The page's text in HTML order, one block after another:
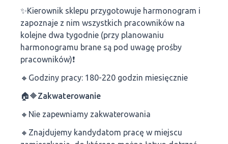
✨️Kierownik sklepu przygotowuje harmonogram i
zapoznaje z nim wszystkich pracowników na
kolejne dwa tygodnie (przy planowaniu
harmonogramu brane są pod uwagę prośby
pracowników)❗
🔸Godziny pracy: 180-220 godzin miesięcznie
🏠🔶Zakwaterowanie
🔸Nie zapewniamy zakwaterowania
🔸Znajdujemy kandydatom pracę w miejscu